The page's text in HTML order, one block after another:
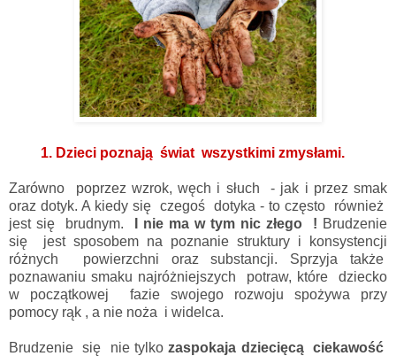
1. Dzieci poznają świat wszystkimi zmysłami.
Zarówno poprzez wzrok, węch i słuch - jak i przez smak
oraz dotyk. A kiedy się czegoś dotyka - to często również
jest się brudnym.
I nie ma w tym nic złego ! Brudzenie
się jest sposobem na poznanie struktury i konsystencji
różnych powierzchni oraz substancji. Sprzyja także
poznawaniu smaku najróżniejszych potraw, które dziecko
w początkowej fazie swojego rozwoju spożywa przy
pomocy rąk , a nie noża i widelca.
Brudzenie się nie tylkozaspokaja dziecięcą ciekawość